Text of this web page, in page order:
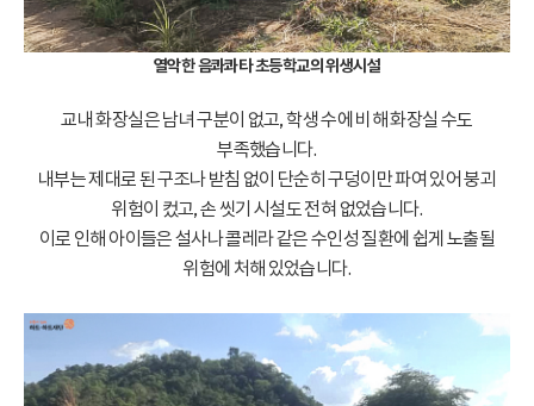
열악한 음콰콰타 초등학교의 위생시설
교내 화장실은 남녀 구분이 없고, 학생 수에 비해 화장실 수도
부족했습니다.
내부는 제대로 된 구조나 받침 없이 단순히 구덩이만 파여 있어 붕괴
위험이 컸고, 손 씻기 시설도 전혀 없었습니다.
이로 인해 아이들은 설사나 콜레라 같은 수인성 질환에 쉽게 노출될
위험에 처해 있었습니다.